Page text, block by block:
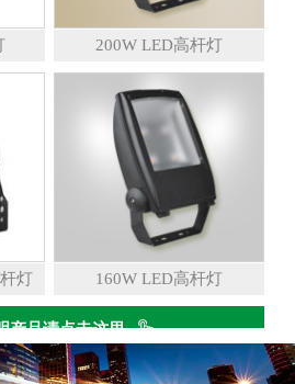
200W LED高杆灯
灯 160W LED高杆灯
产品请点击这里